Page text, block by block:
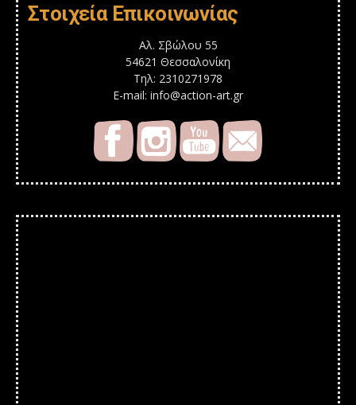
Στοιχεία Επικοινωνίας
Αλ. Σβώλου 55
54621 Θεσσαλονίκη
Τηλ: 2310271978
E-mail: info@action-art.gr